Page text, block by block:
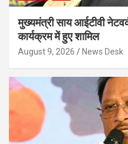
मुख्यमंत्री साय आईटीवी
कार्यक्रम में हुए शामिल
August 9, 2026 News Desk